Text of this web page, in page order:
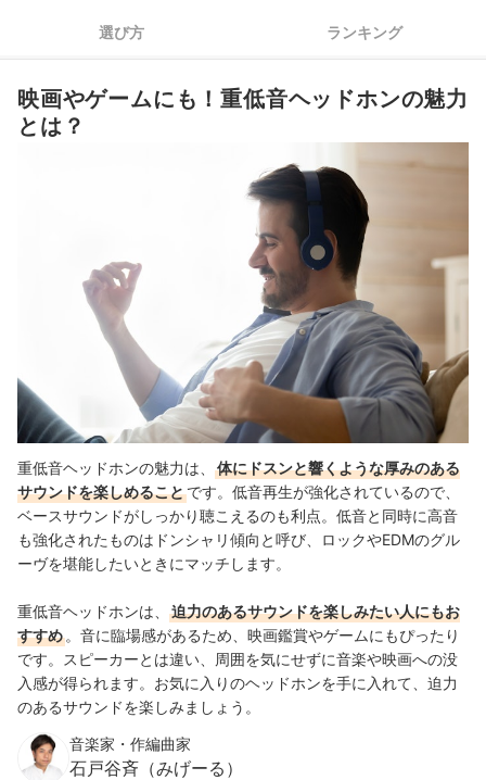
4 使用する環境に適した機能性を確認しよう
5 快適に使えるよう装着タイプにもこだわろう
メーカーにも注目してお気に入りのモデルを探そう
重低音ヘッドホン全15商品おすすめ人気ランキング
メーカー別におすすめのヘッドホンをチェックしよう
▼ヘッドホンのカテゴリ一覧はこちら▼
重低音ヘッドホンの売れ筋ランキングもチェック！
選び方 ランキング
映画やゲームにも！重低音ヘッドホンの魅力
とは？
重低音ヘッドホンの魅力は、
体にドスンと響くような厚みのある
サウンドを楽しめることです。低音再生が強化されているので、
ベースサウンドがしっかり聴こえるのも利点。低音と同時に高音
も強化されたものはドンシャリ傾向と呼び、ロックやEDMのグル
ーヴを堪能したいときにマッチします。
重低音ヘッドホンは、
迫力のあるサウンドを楽しみたい人にもお
すすめ 。音に臨場感があるため、映画鑑賞やゲームにもぴったり
です。スピーカーとは違い、周囲を気にせずに音楽や映画への没
入感が得られます。お気に入りのヘッドホンを手に入れて、迫力
のあるサウンドを楽しみましょう。
音楽家・作編曲家
石戸谷斉（みげーる）